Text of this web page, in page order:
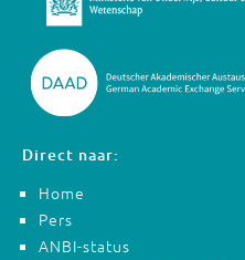
Direct naar:
Home
Pers
ANBI-status